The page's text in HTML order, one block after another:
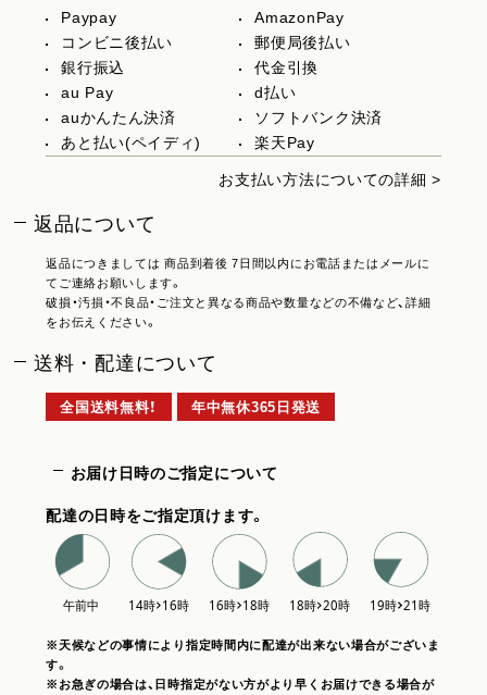
Paypay
AmazonPay
コンビニ後払い
郵便局後払い
銀行振込
代金引換
au Pay
d払い
auかんたん決済
ソフトバンク決済
あと払い(ペイディ)
楽天Pay
お支払い方法についての詳細 >
返品について
返品につきましては 商品到着後 7日間以内にお電話またはメールに
てご連絡お願いします。
破損・汚損・不良品・ご注文と異なる商品や数量などの不備など、詳細
をお伝えください。
送料・配達について
全国送料無料！ 年中無休365日発送
お届け日時のご指定について
配達の日時をご指定頂けます。
※天候などの事情により指定時間内に配達が出来ない場合がございま
す。
※お急ぎの場合は、日時指定がない方がより早くお届けできる場合が